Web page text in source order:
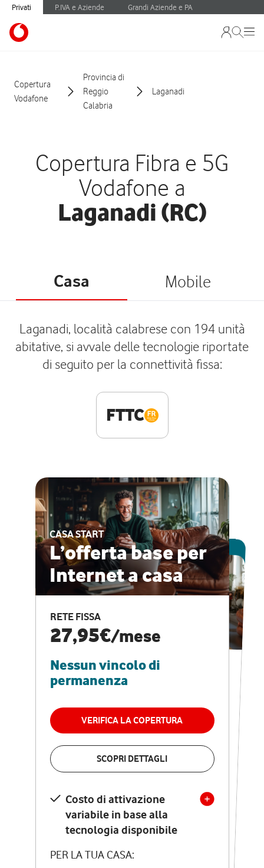
Privati P.IVA e Aziende Grandi Aziende e PA
Copertura
Vodafone
Provincia di
Reggio
Calabria
Laganadi
Copertura Fibra e 5G
Vodafone a
Laganadi (RC)
Casa Mobile
Laganadi, località calabrese con 194 unità
abitative, si avvale delle tecnologie riportate
di seguito per la connettività fissa:
FTTC
CASA START
L’offerta base per
Internet a casa
RETE FISSA
27,95€/mese
Nessun vincolo di
permanenza
VERIFICA LA COPERTURA
SCOPRI DETTAGLI
Costo di attivazione
variabile in base alla
tecnologia disponibile
PER LA TUA CASA:
ESCLUSIVA ONLINE
CASA PRO
Internet veloce e
vantaggi speciali
RETE FISSA + VODAFONE CLUB
29,95€
permanenza
VERIFICA LA COPERTURA
Costo di attivazione
variabile in base alla
tecnologia disponibile
PER LA TUA CASA: